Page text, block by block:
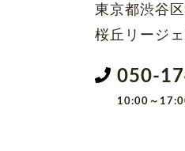
東京都渋谷
桜丘リージ
050-
10:00～